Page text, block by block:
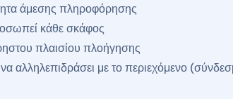
άμεσης πληροφόρησης
κάθε σκάφος
πλαισίου πλοήγησης
αλληλεπιδράσει με το περιεχόμενο